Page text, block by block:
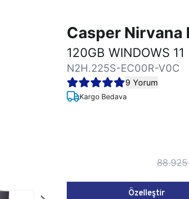
Casper Nirvana
120GB WINDOWS 11
N2H.225S-EC00R-V0C
9 Yorum
Kargo Bedava
88.925
Özelleştir